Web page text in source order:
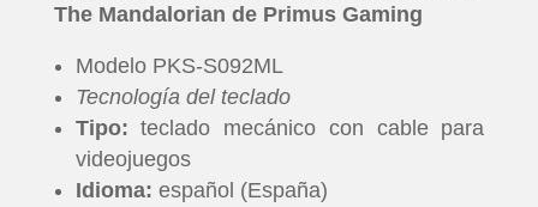
The Mandalorian de Primus Gaming
Modelo PKS-S092ML
Tecnología del teclado
Tipo:teclado mecánico con cable para
videojuegos
Idioma: español (España)